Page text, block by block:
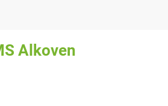
Alkoven